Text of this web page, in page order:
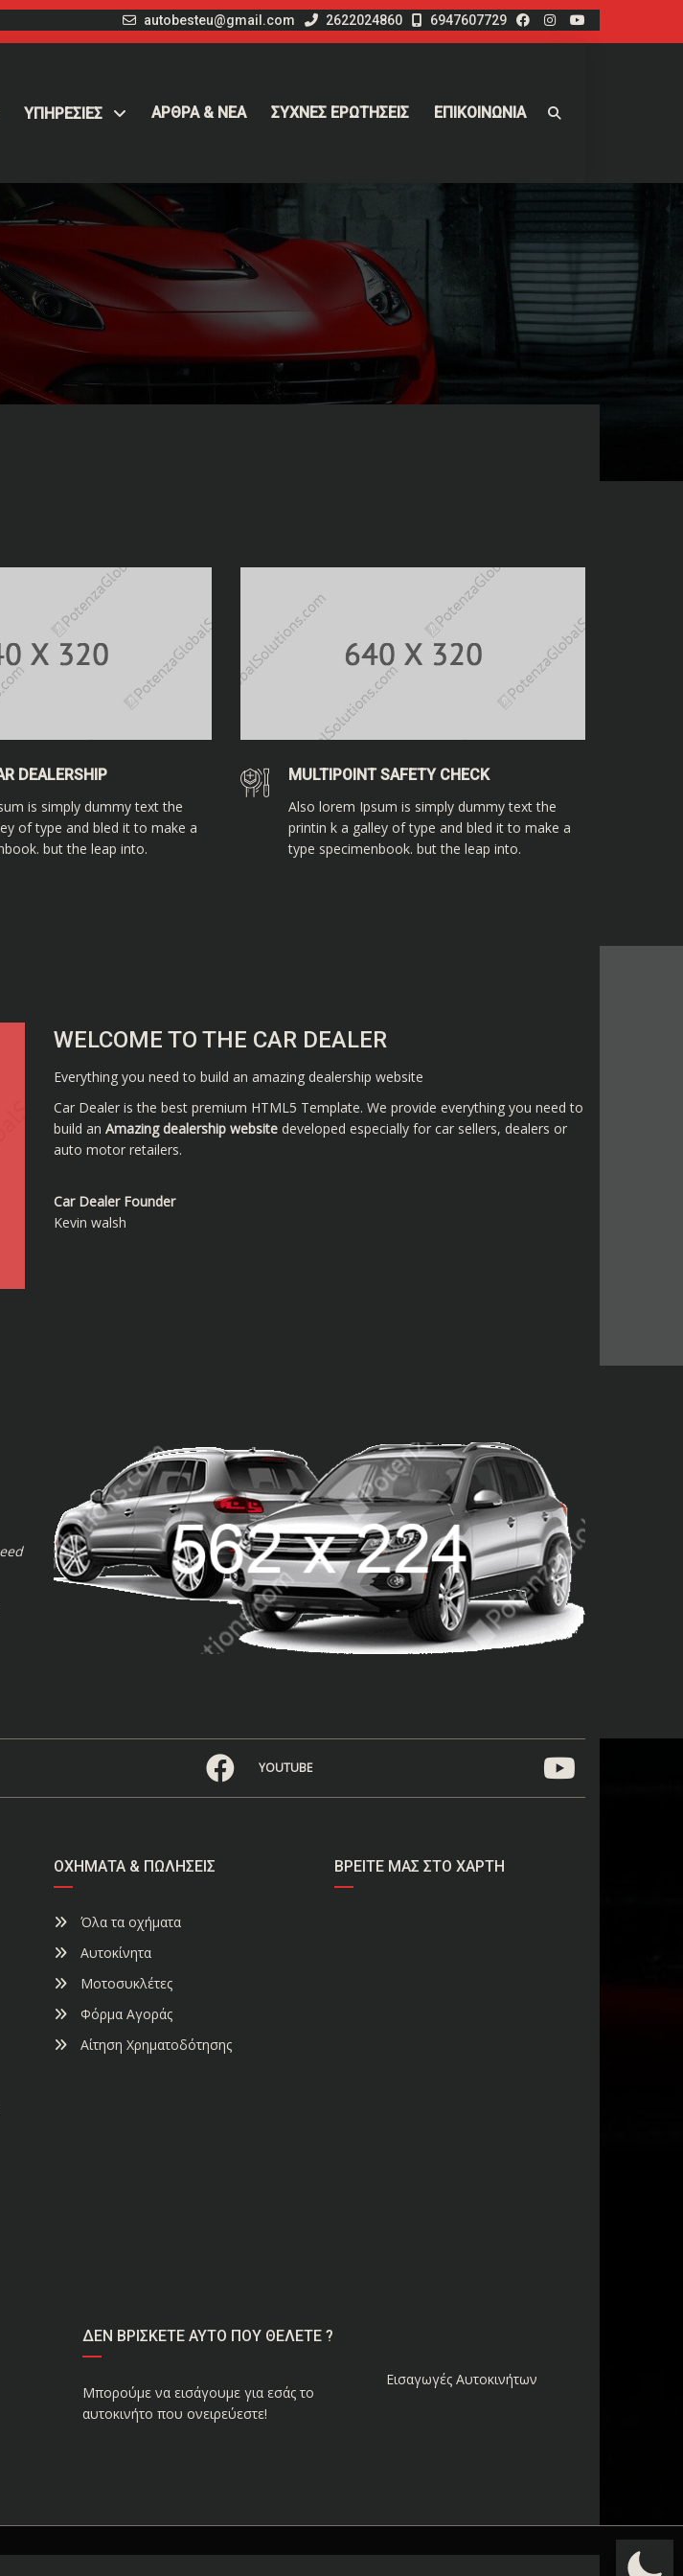
autobesteu@gmail.com 2622024860 6947607729
ΥΠΗΡΕΣΙΕΣ ΑΡΘΡΑ & ΝΕΑ ΣΥΧΝΕΣ ΕΡΩΤΗΣΕΙΣ ΕΠΙΚΟΙΝΩΝΙΑ
DEALERSHIP
is simply dummy text the
of type and bled it to make a
but the leap into.
MULTIPOINT SAFETY CHECK
Also lorem Ipsum is simply dummy text the
printin k a galley of type and bled it to make a
type specimenbook. but the leap into.
WELCOME TO THE CAR DEALER
Everything you need to build an amazing dealership website
Car Dealer is the best premium HTML5 Template. We provide everything you need to
build an Amazing dealership website developed especially for car sellers, dealers or
auto motor retailers.
Car Dealer Founder
Kevin walsh
YOUTUBE
ΟΧΉΜΑΤΑ & ΠΩΛΉΣΕΙΣ
Όλα τα οχήματα
Αυτοκίνητα
Μοτοσυκλέτες
Φόρμα Αγοράς
Αίτηση Χρηματοδότησης
ΒΡΕΊΤΕ ΜΑΣ ΣΤΟ ΧΆΡΤΗ
ΔΕΝ ΒΡΙΣΚΕΤΕ ΑΥΤΟ ΠΟΥ ΘΕΛΕΤΕ ?
Μπορούμε να εισάγουμε για εσάς το
αυτοκινήτο που ονειρεύεστε!
Εισαγωγές Αυτοκινήτων